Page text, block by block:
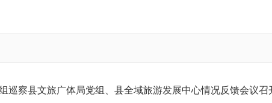
巡察县文旅广体局党组、县全域旅游发展中心情况反馈会议